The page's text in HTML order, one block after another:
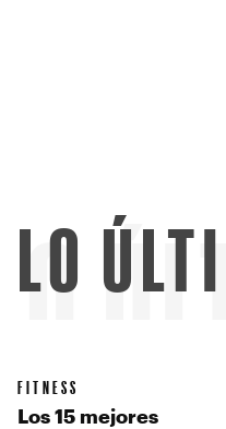
LO
FITNESS
Los 15 mejores